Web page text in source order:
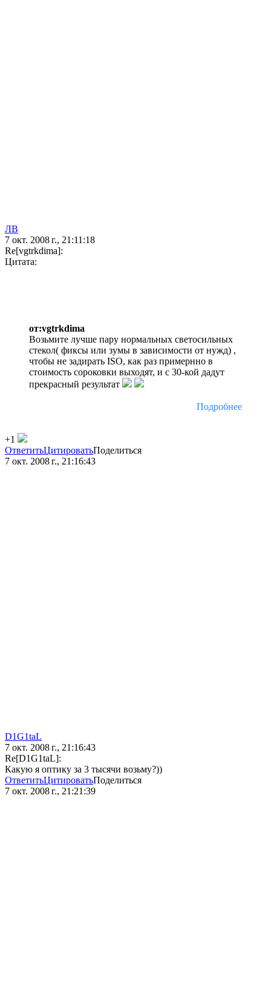
ЛВ
7 окт. 2008 г., 21:11:18
Re[vgtrkdima]:
Цитата:
от:vgtrkdima
Возьмите лучше пару нормальных светосильных
стекол( фиксы или зумы в зависимости от нужд) ,
чтобы не задирать ISO, как раз примернно в
стоимость сороковки выходят, и с 30-кой дадут
прекрасный результат
Подробнее
+1
ОтветитьЦитироватьПоделиться
7 окт. 2008 г., 21:16:43
D1G1taL
7 окт. 2008 г., 21:16:43
Re[D1G1taL]:
Какую я оптику за 3 тысячи возьму?))
ОтветитьЦитироватьПоделиться
7 окт. 2008 г., 21:21:39